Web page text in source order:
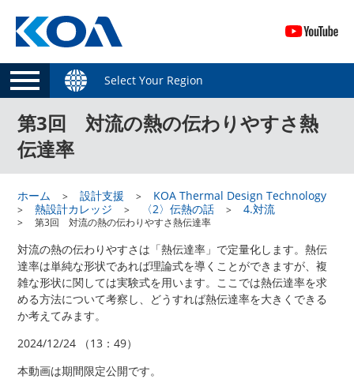
Select Your Region
第3回 対流の熱の伝わりやすさ熱
伝達率
ホーム 設計支援
KOA Thermal Design Technology
熱設計カレッジ
〈2〉伝熱の話 4.対流
第3回 対流の熱の伝わりやすさ熱伝達率
対流の熱の伝わりやすさは「熱伝達率」で定量化します。熱伝
達率は単純な形状であれば理論式を導くことができますが、複
雑な形状に関しては実験式を用います。ここでは熱伝達率を求
める方法について考察し、どうすれば熱伝達率を大きくできる
か考えてみます。
2024/12/24 （13：49）
本動画は期間限定公開です。